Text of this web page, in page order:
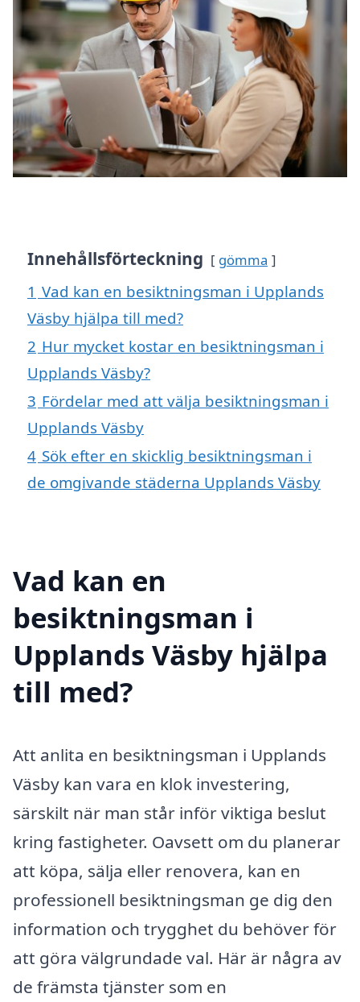
Innehållsförteckning gömma
1 Vad kan en besiktningsman i Upplands
Väsby hjälpa till med?
2 Hur mycket kostar en besiktningsman i
Upplands Väsby?
3 Fördelar med att välja besiktningsman i
Upplands Väsby
4 Sök efter en skicklig besiktningsman i
de omgivande städerna Upplands Väsby
Vad kan en
besiktningsman i
Upplands Väsby hjälpa
till med?
Att anlita en besiktningsman i Upplands
Väsby kan vara en klok investering,
särskilt när man står inför viktiga beslut
kring fastigheter. Oavsett om du planerar
att köpa, sälja eller renovera, kan en
professionell besiktningsman ge dig den
information och trygghet du behöver för
att göra välgrundade val. Här är några av
de främsta tjänster som en